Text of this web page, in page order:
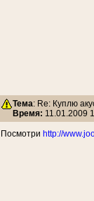
Тема: Re: Куплю
Время: 11.01.2009
Посмотри http://